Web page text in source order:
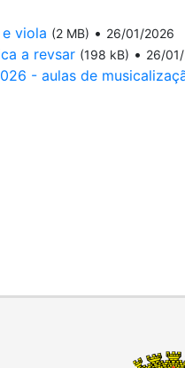
viola (2 MB) • 26/01/2026
a revsar (198 kB) • 26/
- aulas de